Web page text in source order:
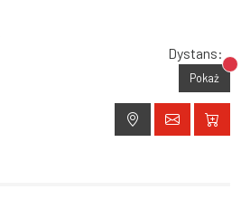
Dystans:
Pokaż